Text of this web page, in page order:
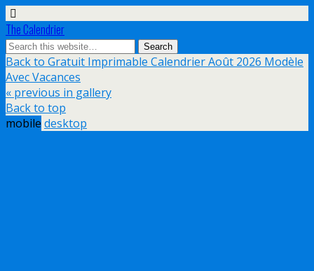
The Calendrier
Back to Gratuit Imprimable Calendrier Août 2026 Modèle
Avec Vacances
« previous in gallery
Back to top
mobile desktop